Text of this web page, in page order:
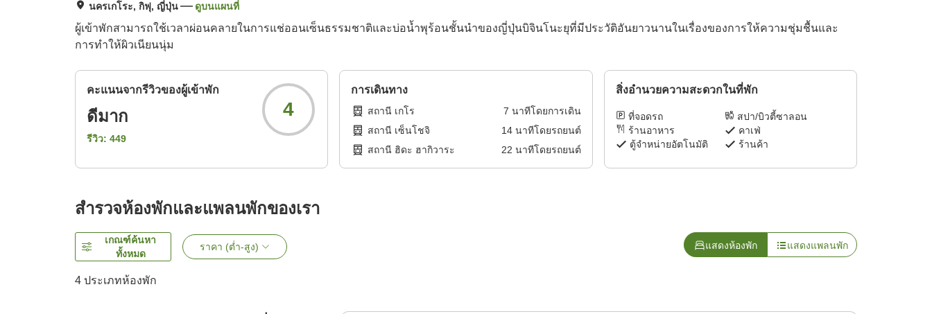
นครเกโระ, กิฟุ, ญี่ปุ่น ดูบนแผนที่
ผู้เข้าพักสามารถใช้เวลาผ่อนคลายในการแช่ออนเซ็นธรรมชาติและบ่อน้ำพุร้อนชั้นนำของญี่ปุ่นบิจินโนะยุที่มีประวัติอันยาวนานในเรื่องของการให้ความชุ่มชื้นและ
การทำให้ผิวเนียนนุ่ม
คะแนนจากรีวิวของผู้เข้าพัก
ดีมาก
รีวิว: 449
4
การเดินทาง
สถานี เกโร 7 นาทีโดยการเดิน
สถานี เซ็นโชจิ
14นาทีโดยรถยนต์
สถานี ฮิดะ ฮากิวาระ
22 นาทีโดยรถยนต์
สิ่งอำนวยความสะดวกในที่พัก
ที่จอดรถ
สปา/บิวตี้ซาลอน
ร้านอาหาร
คาเฟ่
ตู้จำหน่ายอัตโนมัติ
ร้านค้า
สำรวจห้องพักและแพลนพักของเรา
เกณฑ์ค้นหา
ทั้งหมด
ราคา (ต่ำ-สูง) แสดงห้องพัก แสดงแพลนพัก
4 ประเภทห้องพัก